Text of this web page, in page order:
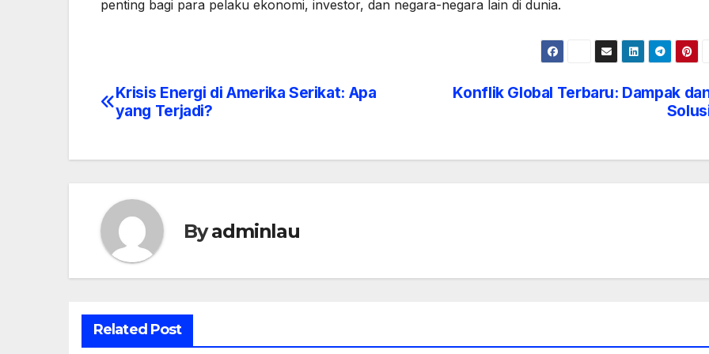
penting bagi para pelaku ekonomi, investor, dan negara-negara lain di dunia.
Post
Konflik Global Terbaru: Dampak
Krisis Energi di Amerika Serikat: Apa
yang Terjadi?
Byadminlau
Related Post